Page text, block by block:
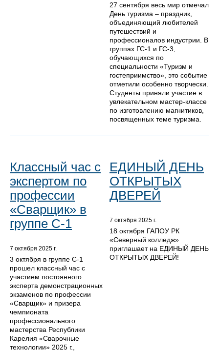
27 сентября весь мир отмечал
День туризма – праздник,
объединяющий любителей
путешествий и
профессионалов индустрии. В
группах ГС-1 и ГС-3,
обучающихся по
специальности «Туризм и
гостеприимство», это событие
отметили особенно творчески.
Студенты приняли участие в
увлекательном мастер-классе
по изготовлению магнитиков,
посвященных теме туризма.
Классный час с
экспертом по
профессии
«Сварщик» в
группе С-1
7 октября 2025 г.
3 октября в группе С-1
прошел классный час с
участием постоянного
эксперта демонстрационных
экзаменов по профессии
«Сварщик» и призера
чемпионата
профессионального
мастерства Республики
Карелия «Сварочные
технологии» 2025 г.,
ЕДИНЫЙ ДЕНЬ
ОТКРЫТЫХ
ДВЕРЕЙ
7 октября 2025 г.
18 октября ГАПОУ РК
«Северный колледж»
приглашает на ЕДИНЫЙ ДЕНЬ
ОТКРЫТЫХ ДВЕРЕЙ!